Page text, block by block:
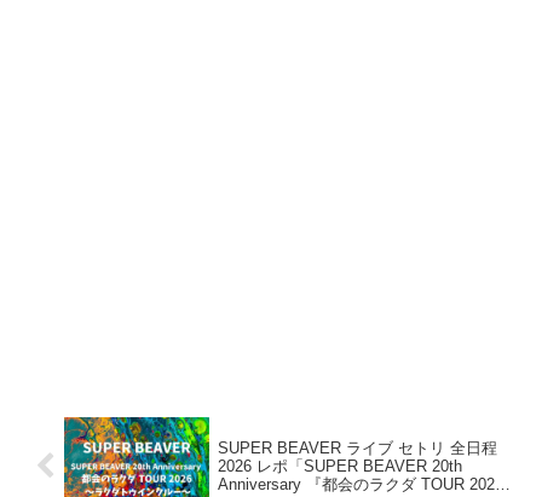
SUPER BEAVER ライブ セトリ 全日程
2026 レポ「SUPER BEAVER 20th
Anniversary 『都会のラクダ TOUR 2026